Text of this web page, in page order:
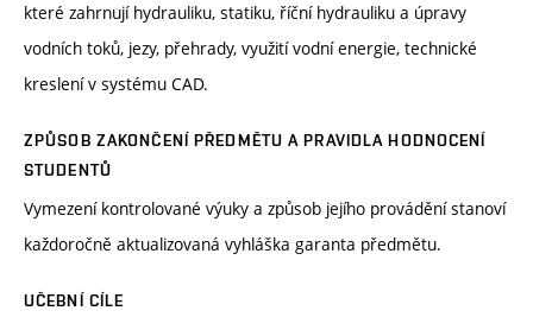
které zahrnují hydrauliku, statiku, říční hydrauliku a úpravy
vodních toků, jezy, přehrady, využití vodní energie, technické
kreslení v systému CAD.
ZPŮSOB ZAKONČENÍ PŘEDMĚTU A PRAVIDLA HODNOCENÍ
STUDENTŮ
Vymezení kontrolované výuky a způsob jejího provádění stanoví
každoročně aktualizovaná vyhláška garanta předmětu.
UČEBNÍ CÍLE